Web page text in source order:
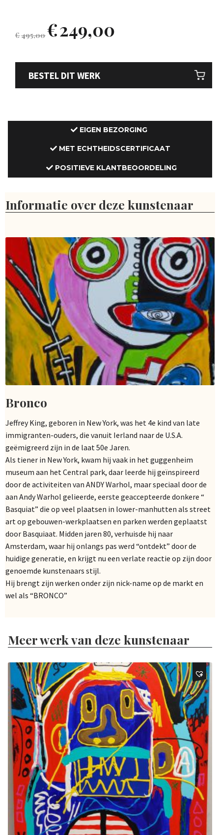
€495,00€249,00
BESTEL DIT WERK
EIGEN BEZORGING
MET ECHTHEIDSCERTIFICAAT
POSITIEVE KLANTBEOORDELING
Informatie over deze kunstenaar
Bronco
Jeffrey King, geboren in New York, was het 4e kind van late
immigranten-ouders, die vanuit Ierland naar de U.S.A.
geëmigreerd zijn in de laat 50e Jaren.
Als tiener in New York, kwam hij vaak in het guggenheim
museum aan het Central park, daar leerde hij geïnspireerd
door de activiteiten van ANDY Warhol, maar speciaal door de
aan Andy Warhol gelieerde, eerste geaccepteerde donkere “
Basquiat” die op veel plaatsen in lower-manhutten als street
art op gebouwen-werkplaatsen en parken werden geplaatst
door Basquiaat. Midden jaren 80, verhuisde hij naar
Amsterdam, waar hij onlangs pas werd “ontdekt” door de
huidige generatie, en krijgt nu een verlate reactie op zijn door
genoemde kunstenaars stijl.
Hij brengt zijn werken onder zijn nick-name op de markt en
wel als “BRONCO”
Meer werk van deze kunstenaar